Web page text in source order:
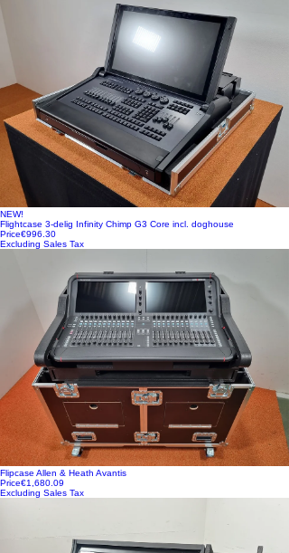
NEW!
Flightcase 3-delig Infinity Chimp G3 Core incl. doghouse
Price€996.30
Excluding Sales Tax
Flipcase Allen & Heath Avantis
Price€1,680.09
Excluding Sales Tax